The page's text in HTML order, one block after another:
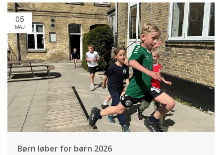
05
MAJ
Børn løber for børn 2026